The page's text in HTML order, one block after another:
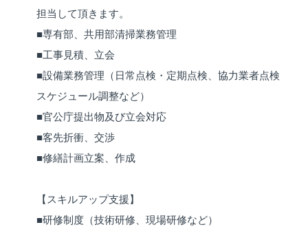
担当して頂きます。
■専有部、共用部清掃業務管理
■工事見積、立会
■設備業務管理（日常点検・定期点検、協力業者点検
スケジュール調整など）
■官公庁提出物及び立会対応
■客先折衝、交渉
■修繕計画立案、作成
【スキルアップ支援】
■研修制度（技術研修、現場研修など）